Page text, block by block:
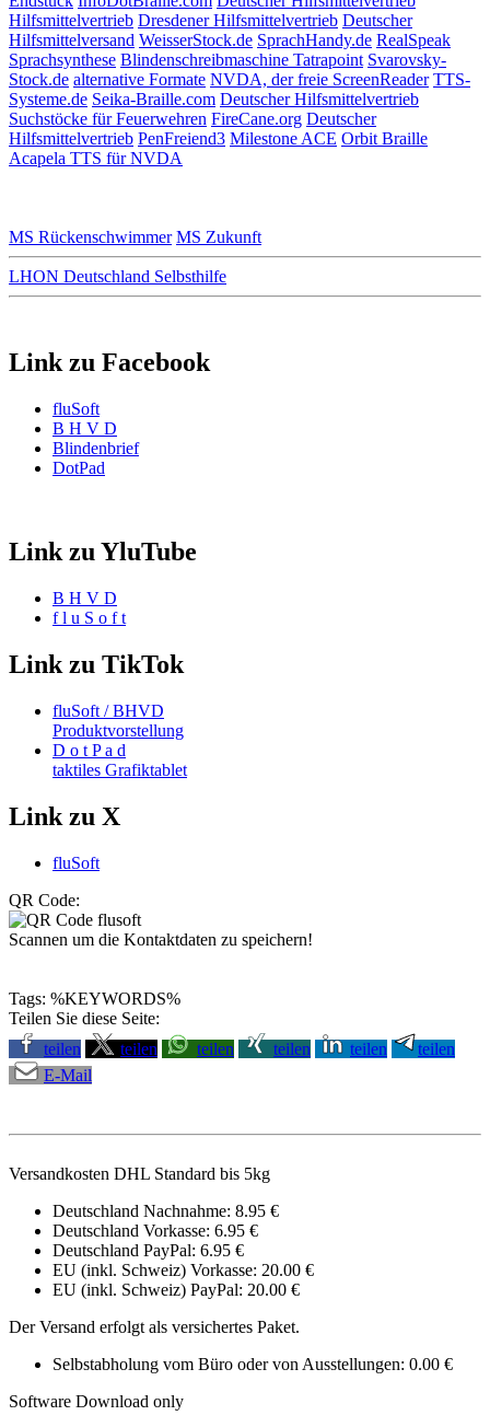
Hilfsmittelvertrieb Dresdener Hilfsmittelvertrieb Deutscher
Hilfsmittelversand WeisserStock.de SprachHandy.de RealSpeak
Sprachsynthese Blindenschreibmaschine Tatrapoint Svarovsky-
Stock.de alternative Formate NVDA, der freie ScreenReader TTS-
Systeme.de Seika-Braille.com Deutscher Hilfsmittelvertrieb
Suchstöcke für Feuerwehren FireCane.org Deutscher
Hilfsmittelvertrieb PenFreiend3 Milestone ACE Orbit Braille
Acapela TTS für NVDA
MS Rückenschwimmer MS Zukunft
LHON Deutschland Selbsthilfe
Link zu Facebook
fluSoft
B H V D
Blindenbrief
DotPad
Link zu YluTube
B H V D
f l u S o f t
Link zu TikTok
fluSoft / BHVD
Produktvorstellung
D o t P a d
taktiles Grafiktablet
Link zu X
fluSoft
QR Code:
Scannen um die Kontaktdaten zu speichern!
Tags: %KEYWORDS%
Teilen Sie diese Seite:
teilen
teilen teilen teilen teilen
teilen
E-Mail
Versandkosten DHL Standard bis 5kg
Deutschland Nachnahme: 8.95 €
Deutschland Vorkasse: 6.95 €
Deutschland PayPal: 6.95 €
EU (inkl. Schweiz) Vorkasse: 20.00 €
EU (inkl. Schweiz) PayPal: 20.00 €
Der Versand erfolgt als versichertes Paket.
Selbstabholung vom Büro oder von Ausstellungen: 0.00 €
Software Download only